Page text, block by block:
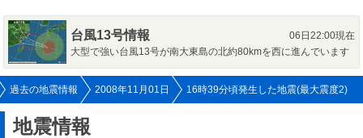
台風13号情報
06日22:00現在
大型で強い台風13号が南大東島の北約80kmを西に進んでいます
過去の地震情報 2008年11月01日 16時39分頃発生した地震(最大震度2)
地震情報